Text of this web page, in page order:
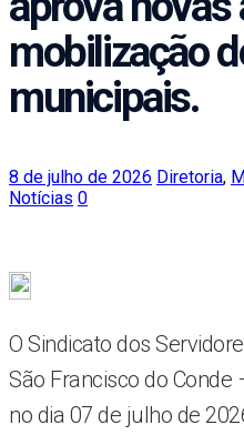
mobilização
municipais.
8 de julho de 2026 Diretoria,
Notícias 0
O Sindicato dos
São Francisco do Conde
no dia 07 de julho de